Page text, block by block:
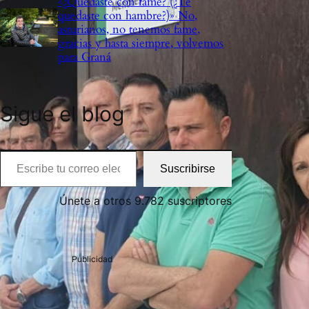
quedaste con hambre?)» No,
asturianos, no tenemos fame,
gracias y hasta siempre, volvemos
para Graná
Sigue el blog
Escribe tu correo electrónico…
Suscribirse
Únete a otros 9.782 suscriptores